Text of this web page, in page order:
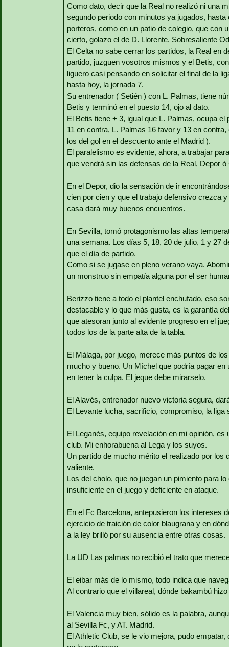
Como dato, decir que la Real no realizó ni una
segundo periodo con minutos ya jugados,
porteros, como en un patio de colegio, que con
cierto, golazo el de D. Llorente. Sobresaliente
El Celta no sabe cerrar los partidos, la Real en
partido, juzguen vosotros mismos y el Betis,
liguero casi pensando en solicitar el final de la
hasta hoy, la jornada 7.
Su entrenador ( Setién ) con L. Palmas, tiene
Betis y terminó en el puesto 14, ojo al dato.
El Betis tiene + 3, igual que L. Palmas, ocupa
11 en contra, L. Palmas 16 favor y 13 en
los del gol en el descuento ante el Madrid ).
El paralelismo es evidente, ahora, a trabajar
que vendrá sin las defensas de la Real, Depor
En el Depor, dio la sensación de ir
cien por cien y que el trabajo defensivo crezca
casa dará muy buenos encuentros.
En Sevilla, tomó protagonismo las altas
una semana. Los días 5, 18, 20 de julio, 1 y 27
que el día de partido.
Como si se jugase en pleno verano vaya.
un monstruo sin empatía alguna por el ser
Berizzo tiene a todo el plantel enchufado, eso
destacable y lo que más gusta, es la garantía
que atesoran junto al evidente progreso en el
todos los de la parte alta de la tabla.
El Málaga, por juego, merece más puntos de
mucho y bueno. Un Míchel que podría pagar
en tener la culpa. El jeque debe mirarselo.
El Alavés, entrenador nuevo victoria segura,
El Levante lucha, sacrificio, compromiso, la
El Leganés, equipo revelación en mi opinión,
club. Mi enhorabuena al Lega y los suyos.
Un partido de mucho mérito el realizado por
valiente.
Los del cholo, que no juegan un pimiento para
insuficiente en el juego y deficiente en ataque.
En el Fc Barcelona, antepusieron los intereses
ejercicio de traición de color blaugrana y en
a la ley brilló por su ausencia entre otras cosas.
La UD Las palmas no recibió el trato que
El eibar más de lo mismo, todo indica que
Al contrario que el villareal, dónde bakambú
El Valencia muy bien, sólido es la palabra,
al Sevilla Fc, y AT. Madrid.
El Athletic Club, se le vio mejora, pudo